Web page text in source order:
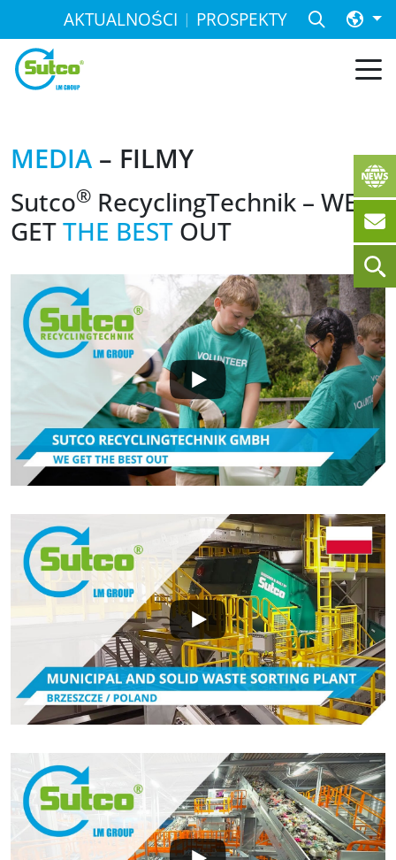
AKTUALNOŚCI PROSPEKTY
MEDIA – FILMY
Sutco® RecyclingTechnik – WE
GETTHE BEST OUT